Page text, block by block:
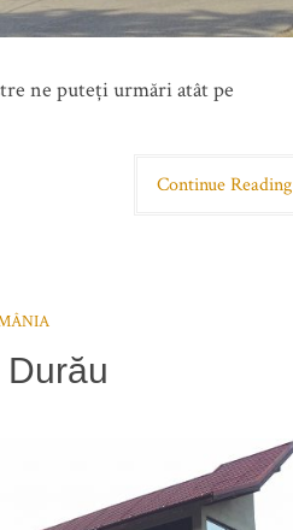
ne puteți urmări atât pe
Continue Reading